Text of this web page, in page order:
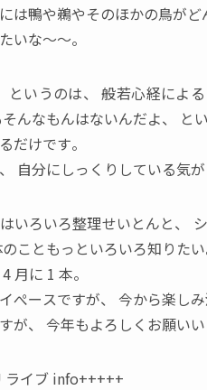
は鴨や鵜やそのほかの鳥が
いな～～。
というのは、 般若心経による
んなもんはないんだよ、 と
だけです。
、 自分にしっくりしている気が
いろいろ整理せいとんと、
こともっといろいろ知りたい
4 月に 1 本。
ぺースですが、
今から楽し
が、 今年もよろしくお願いい
ライブ info+++++